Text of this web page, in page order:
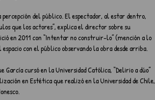
del público. El espectador, al estar dentro,
que los actores”, explica el director sobre su
en 2011 con “Intentar no construir-lo” (mención a lo
con el público observando la obra desde arriba.
cursó en la Universidad Católica, “Delirio a dúo”
en Estética que realizó en la Universidad de Chile,